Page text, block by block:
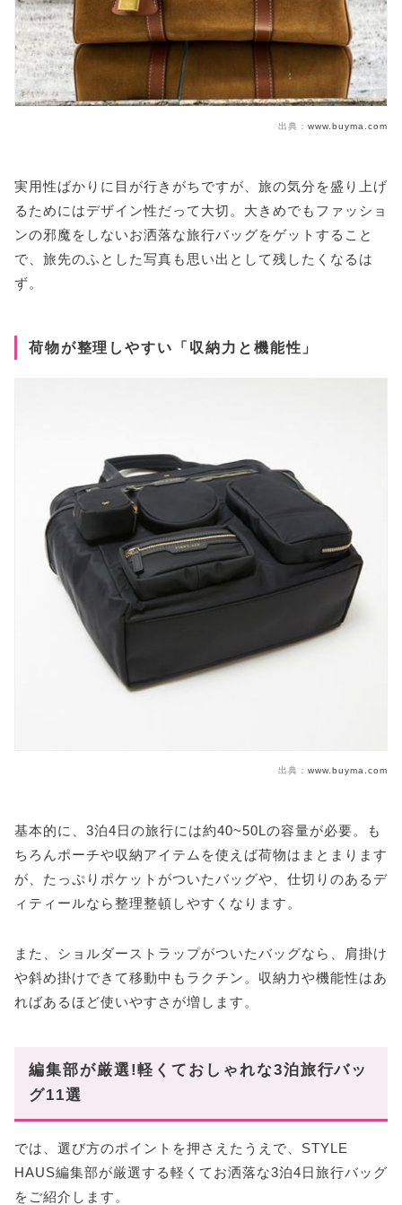
出典： www.buyma.com
実用性ばかりに目が行きがちですが、旅の気分を盛り上げ
るためにはデザイン性だって大切。大きめでもファッショ
ンの邪魔をしないお洒落な旅行バッグをゲットすること
で、旅先のふとした写真も思い出として残したくなるは
ず。
荷物が整理しやすい「収納力と機能性」
出典： www.buyma.com
基本的に、3泊4日の旅行には約40~50Lの容量が必要。も
ちろんポーチや収納アイテムを使えば荷物はまとまります
が、たっぷりポケットがついたバッグや、仕切りのあるデ
ィティールなら整理整頓しやすくなります。
また、ショルダーストラップがついたバッグなら、肩掛け
や斜め掛けできて移動中もラクチン。収納力や機能性はあ
ればあるほど使いやすさが増します。
編集部が厳選!軽くておしゃれな3泊旅行バッ
グ11選
では、選び方のポイントを押さえたうえで、STYLE
HAUS編集部が厳選する軽くてお洒落な3泊4日旅行バッグ
をご紹介します。